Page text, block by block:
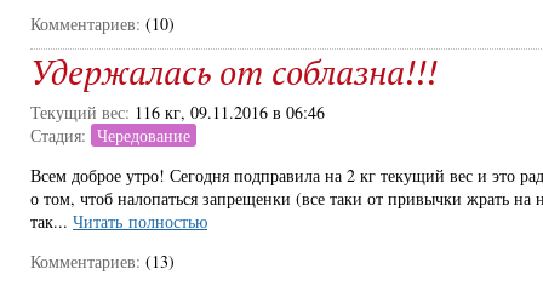
Комментариев: (10)
Удержалась от соблазна!!!
Текущий вес: 116 кг, 09.11.2016 в 06:46
Стадия: Чередование
Всем доброе утро! Сегодня подправила на 2 кг текущий вес и это
о том, чтоб налопаться запрещенки (все таки от привычки жрать на
так... Читать полностью
Комментариев: (13)